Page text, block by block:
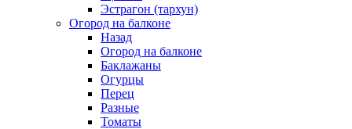
Эстрагон (тархун)
Огород на балконе
Назад
Огород на балконе
Баклажаны
Огурцы
Перец
Разные
Томаты